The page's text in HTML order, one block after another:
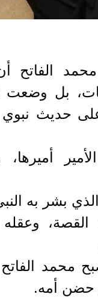
الفاتح
بل
حديث
بشر به
القصة،
محمد الفاتح
حضن أمه.